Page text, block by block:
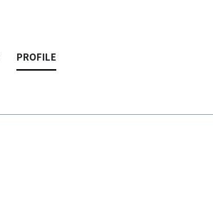
PROFILE